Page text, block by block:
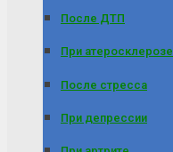
После ДТП
При атеросклерозе
После стресса
При депрессии